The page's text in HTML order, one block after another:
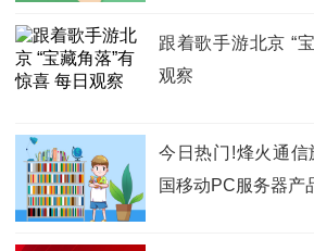
跟着歌手游北京 “
观察
今日热门!烽火通信
国移动PC服务器产